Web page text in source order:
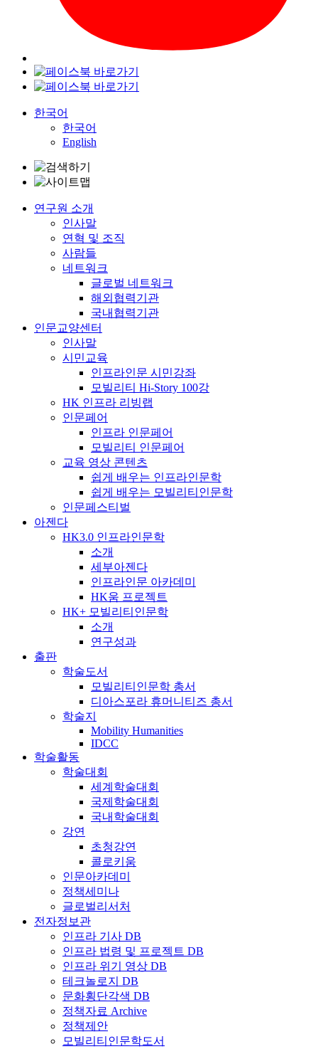
한국어
한국어
English
연구원 소개
인사말
연혁 및 조직
사람들
네트워크
글로벌 네트워크
해외협력기관
국내협력기관
인문교양센터
인사말
시민교육
인프라인문 시민강좌
모빌리티 Hi-Story 100강
HK 인프라 리빙랩
인문페어
인프라 인문페어
모빌리티 인문페어
교육 영상 콘텐츠
쉽게 배우는 인프라인문학
쉽게 배우는 모빌리티인문학
인문페스티벌
아젠다
HK3.0 인프라인문학
소개
세부아젠다
인프라인문 아카데미
HK움 프로젝트
HK+ 모빌리티인문학
소개
연구성과
출판
학술도서
모빌리티인문학 총서
디아스포라 휴머니티즈 총서
학술지
Mobility Humanities
IDCC
학술활동
학술대회
세계학술대회
국제학술대회
국내학술대회
강연
초청강연
콜로키움
인문아카데미
정책세미나
글로벌리서처
전자정보관
인프라 기사 DB
인프라 법령 및 프로젝트 DB
인프라 위기 영상 DB
테크놀로지 DB
문화횡단각색 DB
정책자료 Archive
정책제안
모빌리티인문학도서